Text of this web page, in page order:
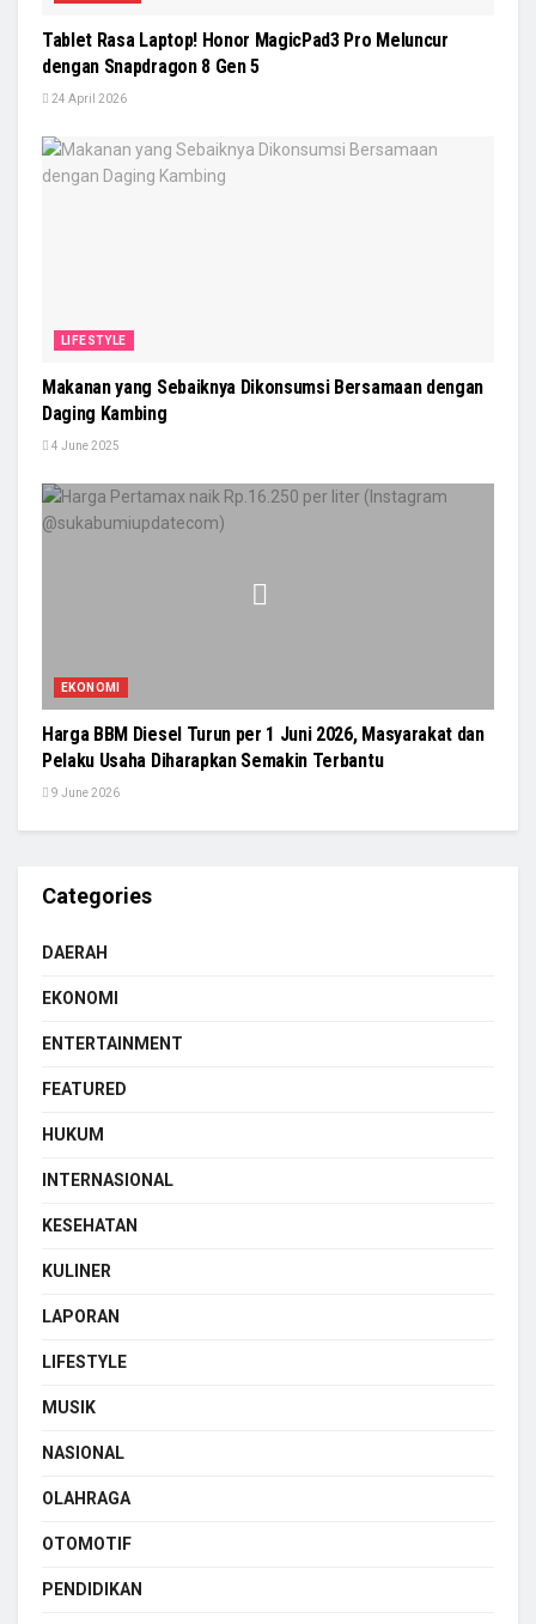
Tablet Rasa Laptop! Honor MagicPad3 Pro Meluncur
dengan Snapdragon 8 Gen 5
24 April 2026
LIFESTYLE
Makanan yang Sebaiknya Dikonsumsi Bersamaan dengan
Daging Kambing
4 June 2025
EKONOMI
Harga BBM Diesel Turun per 1 Juni 2026, Masyarakat dan
Pelaku Usaha Diharapkan Semakin Terbantu
9 June 2026
Categories
DAERAH
EKONOMI
ENTERTAINMENT
FEATURED
HUKUM
INTERNASIONAL
KESEHATAN
KULINER
LAPORAN
LIFESTYLE
MUSIK
NASIONAL
OLAHRAGA
OTOMOTIF
PENDIDIKAN